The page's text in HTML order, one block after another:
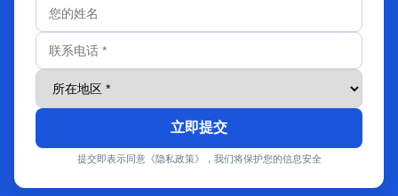
立即提交
提交即表示同意《隐私政策》，我们将保护您的信息安全